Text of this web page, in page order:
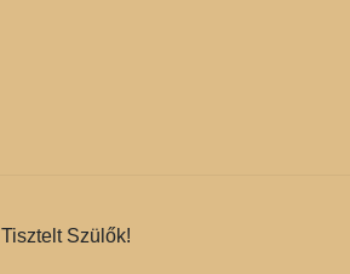
Tisztelt Szülők!